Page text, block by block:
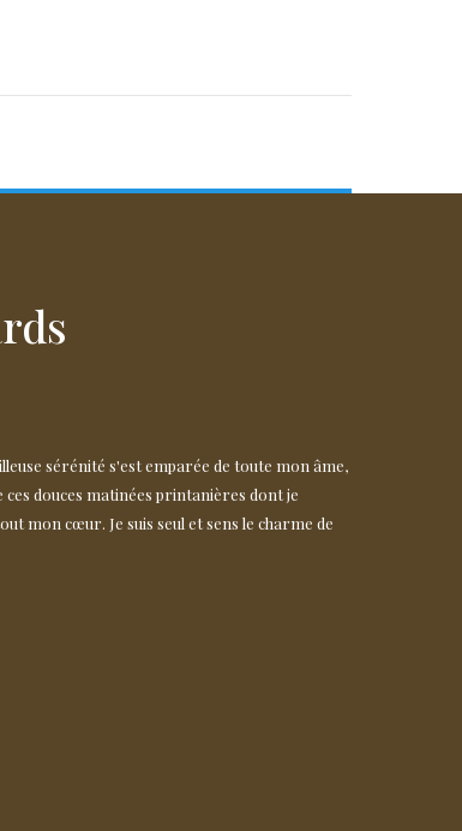
sérénité s'est emparée de toute mon âme,
ces douces matinées printanières dont je
mon cœur. Je suis seul et sens le charme de